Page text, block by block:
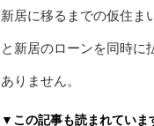
新居に移るまでの仮住ま
と新居のローンを同時に
ありません。
▼この記事も読まれていま